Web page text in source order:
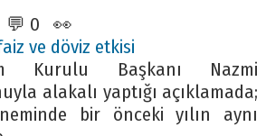
💬 0 👀
ve döviz etkisi
Kurulu Başkanı Nazmi
alakalı yaptığı açıklamada;
bir önceki yılın aynı